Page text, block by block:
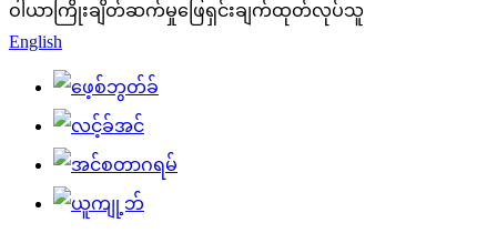
ဝါယာကြိုးချိတ်ဆက်မှုဖြေရှင်းချက်ထုတ်လုပ်သူ
English